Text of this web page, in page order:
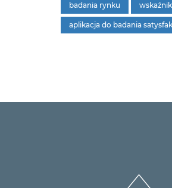
badania rynku
aplikacja do badania